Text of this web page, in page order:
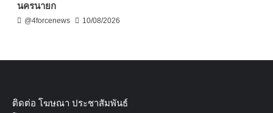
นครนายก
@4forcenews 10/08/2026
ติดต่อ​ โฆษณา​ ประชาสัมพันธ์